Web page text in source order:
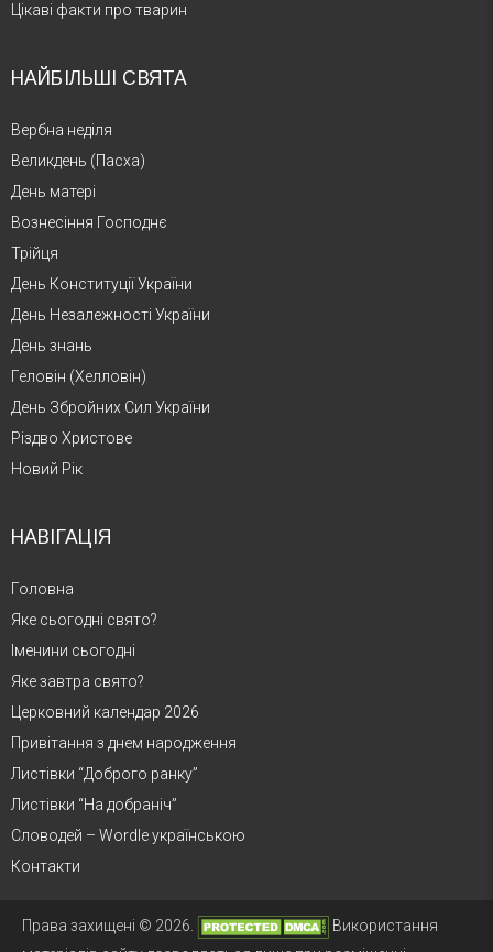
Цікаві факти про тварин
НАЙБІЛЬШІ СВЯТА
Вербна неділя
Великдень (Пасха)
День матері
Вознесіння Господнє
Трійця
День Конституції України
День Незалежності України
День знань
Геловін (Хелловін)
День Збройних Сил України
Різдво Христове
Новий Рік
НАВІГАЦІЯ
Головна
Яке сьогодні свято?
Іменини сьогодні
Яке завтра свято?
Церковний календар 2026
Привітання з днем народження
Листівки “Доброго ранку”
Листівки “На добраніч”
Словодей – Wordle українською
Контакти
Права захищені © 2026.
Використання